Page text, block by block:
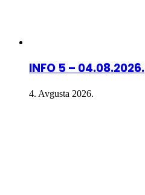
INFO 5 – 04.08.2026.
4. Avgusta 2026.